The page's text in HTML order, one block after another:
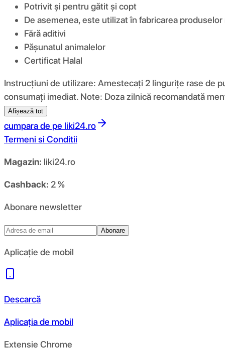
Potrivit și pentru gătit și copt
De asemenea, este utilizat în fabricarea produselor
Fără aditivi
Pășunatul animalelor
Certificat Halal
Instrucțiuni de utilizare: Amestecați 2 lingurițe rase de
consumați imediat. Note: Doza zilnică recomandată
Afișează tot
cumpara de pe liki24.ro
Termeni si Conditii
Magazin: liki24.ro
Cashback: 2 %
Abonare newsletter
Abonare
Aplicație de mobil
Descarcă
Aplicația de mobil
Extensie Chrome